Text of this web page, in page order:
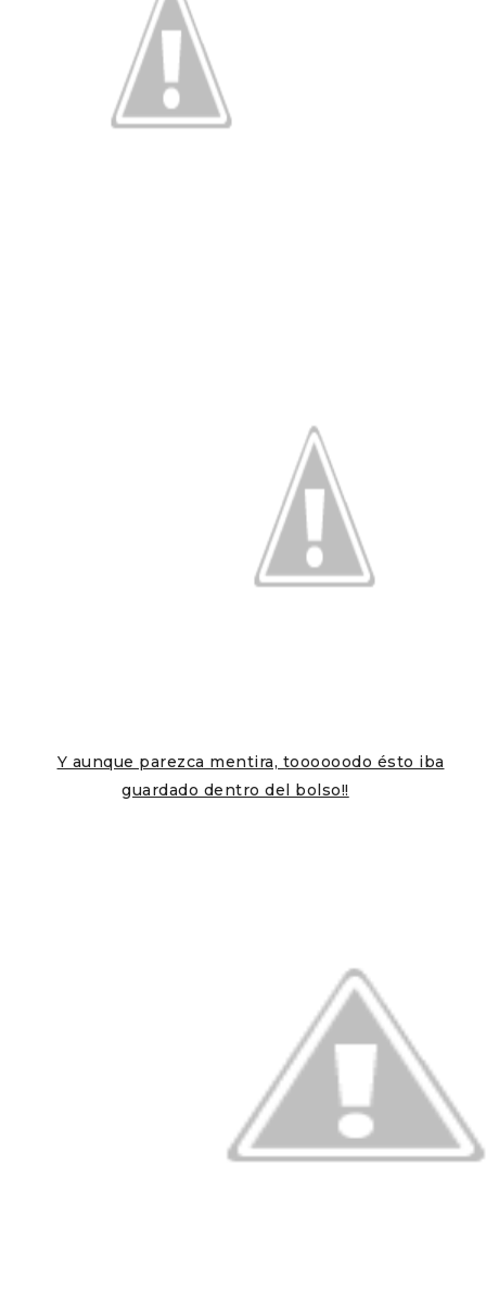
Y aunque parezca mentira, toooooodo ésto iba
guardado dentro del bolso!!